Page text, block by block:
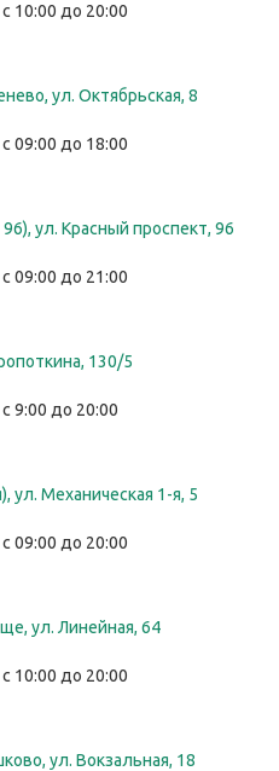
10:00 до 20:00
ул. Октябрьская, 8
09:00 до 18:00
ул. Красный проспект, 96
09:00 до 21:00
130/5
9:00 до 20:00
ул. ​Механическая 1-я, 5
09:00 до 20:00
ул. Линейная, 64
10:00 до 20:00
ул. Вокзальная, 18